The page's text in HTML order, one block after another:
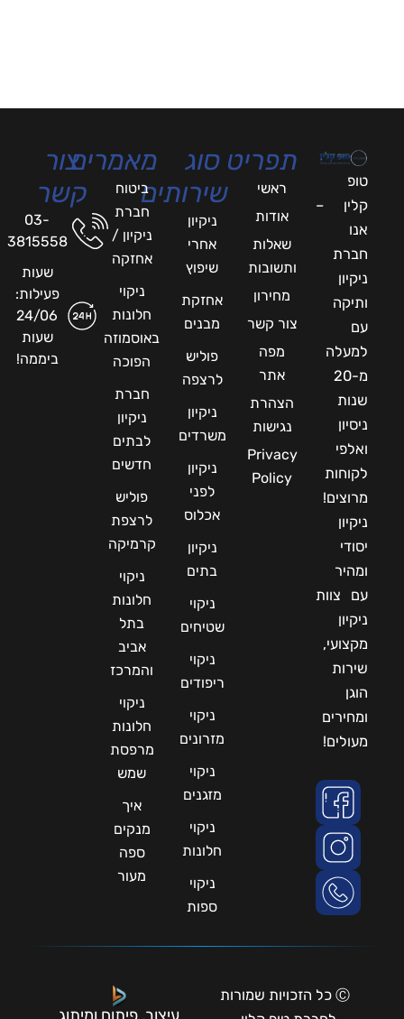
טופ
קלין –
אנו
חברת
ניקיון
ותיקה
עם
למעלה
מ-20
שנות
ניסיון
ואלפי
לקוחות
מרוצים!
ניקיון
יסודי
ומהיר
עם צוות
ניקיון
מקצועי,
שירות
הוגן
ומחירים
מעולים!
תפריט
ראשי
אודות
שאלות
ותשובות
מחירון
צור קשר
מפה
אתר
הצהרת
נגישות
Privacy
Policy
סוג
שירותים
ניקיון
אחרי
שיפוץ
אחזקת
מבנים
פוליש
לרצפה
ניקיון
משרדים
ניקיון
לפני
אכלוס
ניקיון
בתים
ניקוי
שטיחים
ניקוי
ריפודים
ניקוי
מזרונים
ניקוי
מזגנים
ניקוי
חלונות
ניקוי
ספות
מאמרים
ביטוח
חברת
ניקיון /
אחזקה
ניקוי
חלונות
באוסמוזה
הפוכה
חברת
ניקיון
לבתים
חדשים
פוליש
לרצפת
קרמיקה
ניקוי
חלונות
בתל
אביב
והמרכז
ניקוי
חלונות
מרפסת
שמש
איך
מנקים
ספה
מעור
צור
קשר
03-
3815558
שעות
פעילות:
24/06
שעות
ביממה!
Ⓒ כל הזכויות שמורות